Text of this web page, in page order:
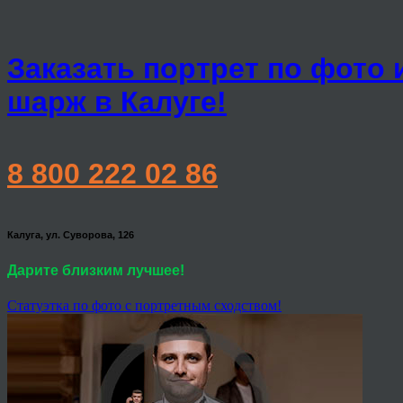
Заказать портрет по фото
шарж в Калуге!
8 800 222 02 86
Калуга, ул. Суворова, 126
Дарите близким лучшее!
Статуэтка по фото с портретным сходством!